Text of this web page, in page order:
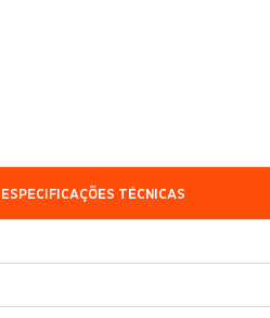
ESPECIFICAÇÕES TÉCNICAS